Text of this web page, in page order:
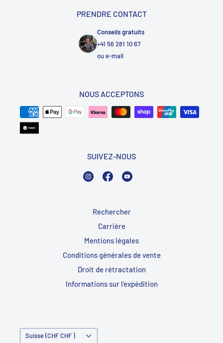
PRENDRE CONTACT
Conseils gratuits
+41 56 281 10 67
oue-mail
NOUS ACCEPTONS
SUIVEZ-NOUS
InstagramFacebook
Rechercher
Carrière
Mentions légales
Conditions générales de vente
Droit de rétractation
Informations sur l'expédition
Pays/Région Suisse (CHF CHF )